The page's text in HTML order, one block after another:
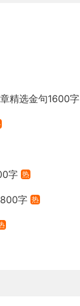
精选金句1600字
字 热
字 热